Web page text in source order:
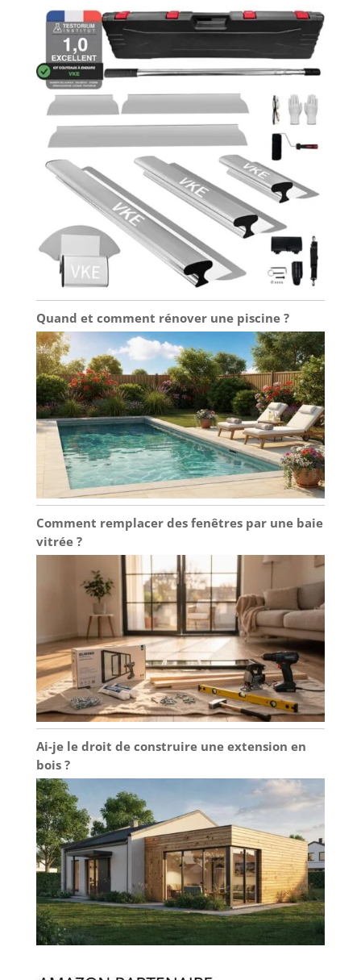
Quand et comment rénover une piscine ?
Comment remplacer des fenêtres par une baie
vitrée ?
Ai-je le droit de construire une extension en
bois ?